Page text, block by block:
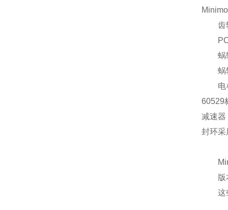
齿轮
蜗轮
蜗轮
电机
60529
减速器
封环采
版本
这些